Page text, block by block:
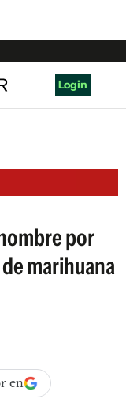
Login
por
marihuana
en